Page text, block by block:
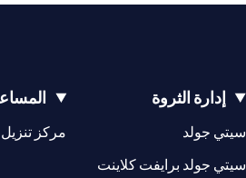
إدارة الثروة
سيتي جولد
سيتي جولد برايفت كلاينت
مركز